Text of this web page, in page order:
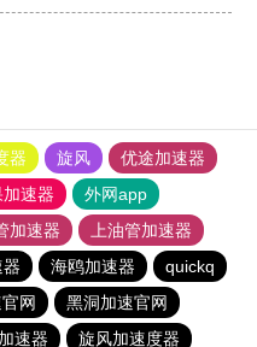
器 旋风
优途加速器
加速器
外网app
加速器
上油管加速器
海鸥加速器
quickq
网
黑洞加速官网
速器
旋风加速度器